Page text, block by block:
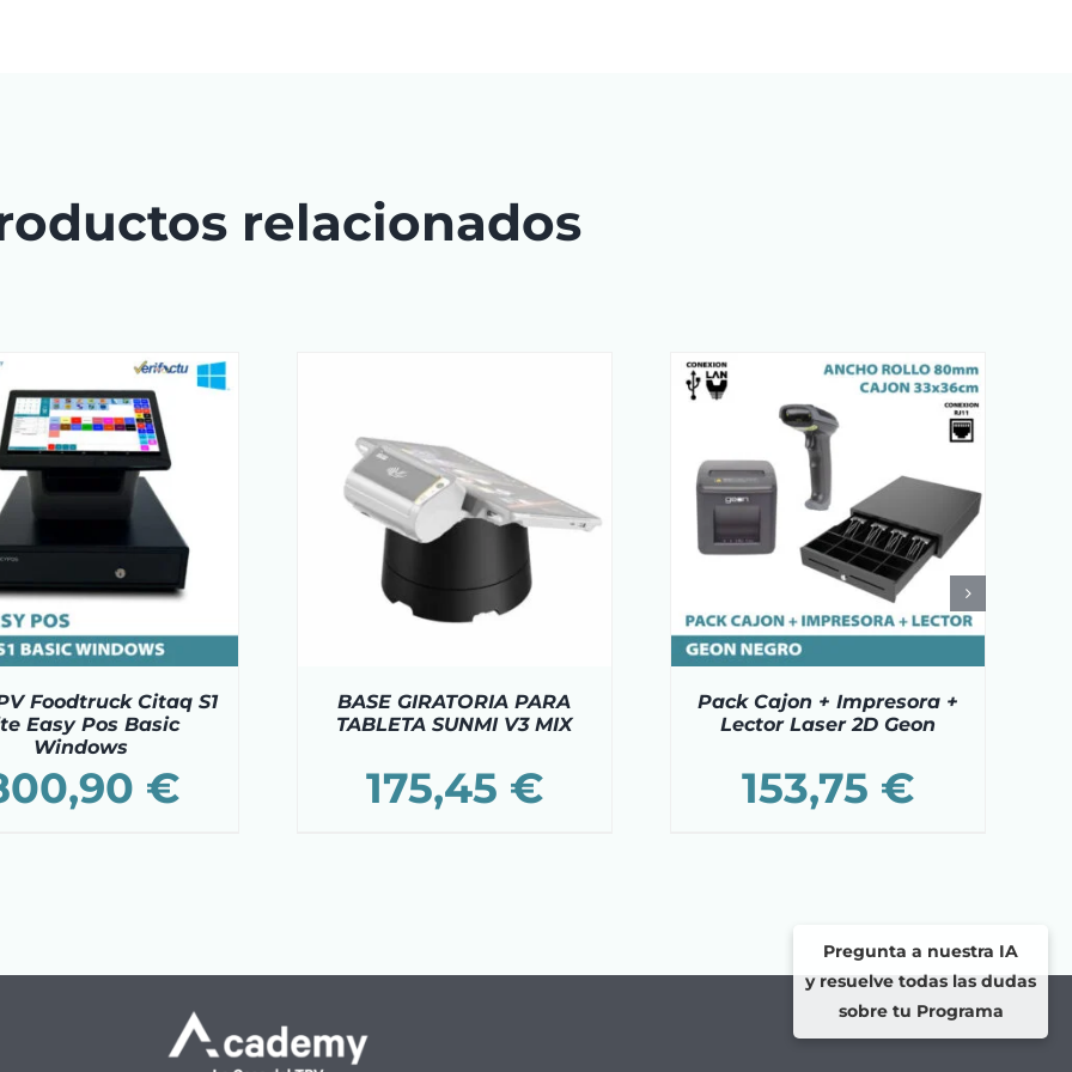
relacionados
Foodtruck Citaq S1
Easy Pos Basic
Windows
€
AÑADIR AL CARRITO
DETAILS
BASE GIRATORIA PARA
TABLETA SUNMI V3 MIX
175,45 €
AÑADIR AL CARRITO
DETAILS
Pack Cajon + Impresora +
Lector Laser 2D Geon
153,75 €
AÑADIR AL CARRITO
/
DETAILS
Pregunta a nuestra IA
y resuelve todas las dudas
sobre tu Programa